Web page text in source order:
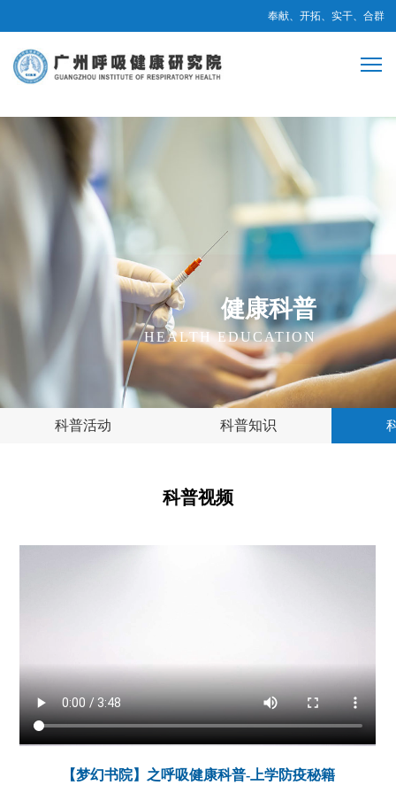
奉献、开拓、实干、合群
健康科普
HEALTH EDUCATION
科普活动 科普知识
科普视频
【梦幻书院】之呼吸健康科普-上学防疫秘籍